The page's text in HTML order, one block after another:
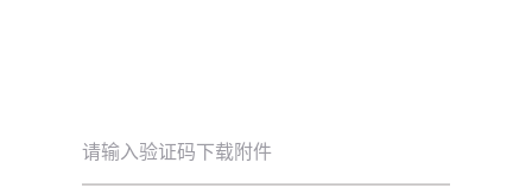
请输入验证码下载附件